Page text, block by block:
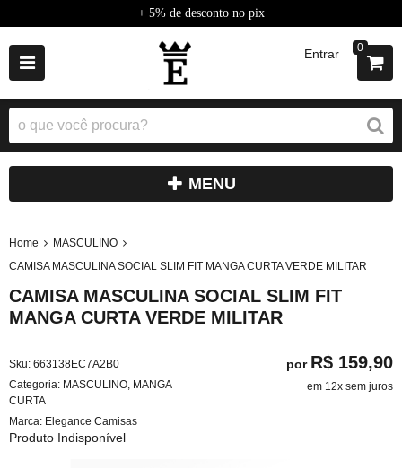
+ 5% de desconto no pix
Entrar 0
MENU
Home
MASCULINO
CAMISA MASCULINA SOCIAL SLIM FIT MANGA CURTA VERDE MILITAR
CAMISA MASCULINA SOCIAL SLIM FIT
MANGA CURTA VERDE MILITAR
Sku: 663138EC7A2B0
Categoria: MASCULINO, MANGA
CURTA
Marca: Elegance Camisas
Produto Indisponível
por R$ 159,90
em 12x sem juros